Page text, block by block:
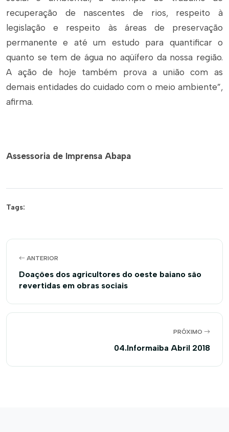
recuperação de nascentes de rios, respeito à
legislação e respeito às áreas de preservação
permanente e até um estudo para quantificar o
quanto se tem de água no aqüífero da nossa região.
A ação de hoje também prova a união com as
demais entidades do cuidado com o meio ambiente”,
afirma.
Assessoria de Imprensa Abapa
Tags:
ANTERIOR
Doações dos agricultores do oeste baiano são
revertidas em obras sociais
PRÓXIMO
04.Informaiba Abril 2018